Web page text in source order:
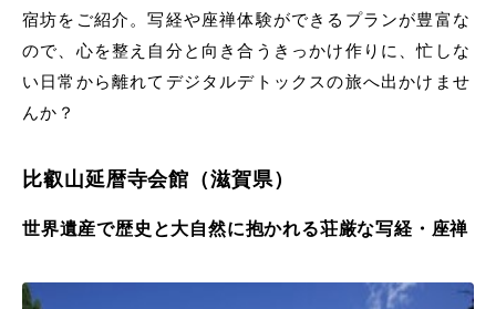
宿坊をご紹介。写経や座禅体験ができるプランが豊富な
ので、心を整え自分と向き合うきっかけ作りに、忙しな
い日常から離れてデジタルデトックスの旅へ出かけませ
んか？
比叡山延暦寺会館（滋賀県）
世界遺産で歴史と大自然に抱かれる荘厳な写経・座禅